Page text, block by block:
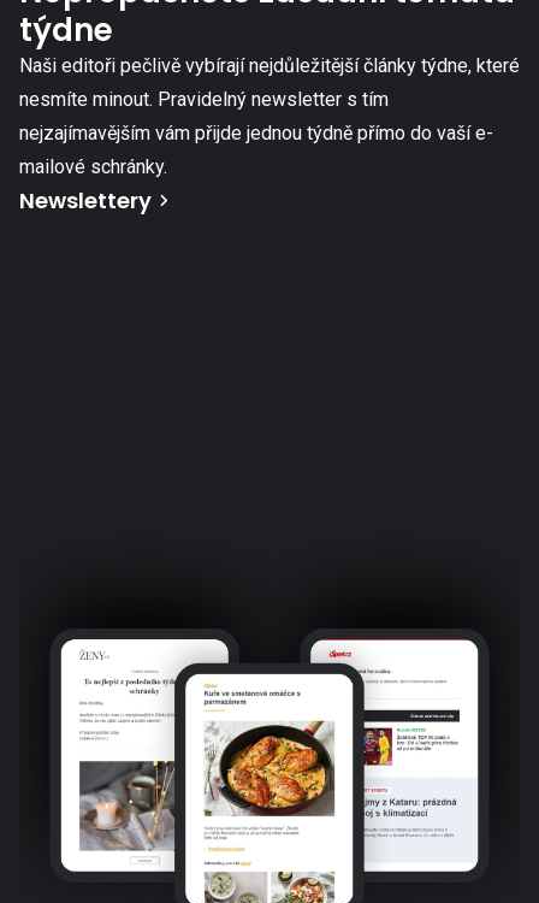
týdne
Naši editoři pečlivě vybírají nejdůležitější články týdne, které
nesmíte minout. Pravidelný newsletter s tím
nejzajímavějším vám přijde jednou týdně přímo do vaší e-
mailové schránky.
Newslettery